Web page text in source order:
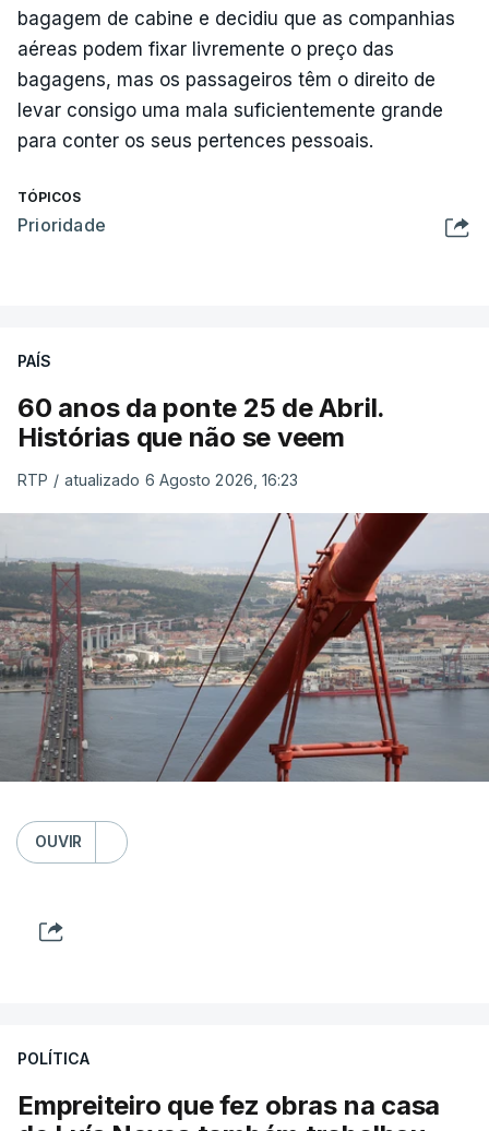
bagagem de cabine e decidiu que as companhias
aéreas podem fixar livremente o preço das
bagagens, mas os passageiros têm o direito de
levar consigo uma mala suficientemente grande
para conter os seus pertences pessoais.
TÓPICOS
Prioridade
PAÍS
60 anos da ponte 25 de Abril.
Histórias que não se veem
RTP / atualizado 6 Agosto 2026, 16:23
OUVIR
POLÍTICA
Empreiteiro que fez obras na casa